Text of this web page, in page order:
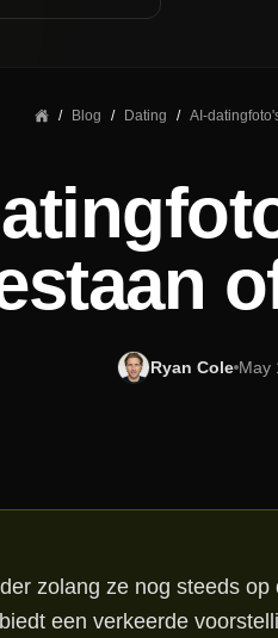
/ Blog / Dating / AI-
Ryan Cole May
zolang ze nog steeds op
een verkeerde